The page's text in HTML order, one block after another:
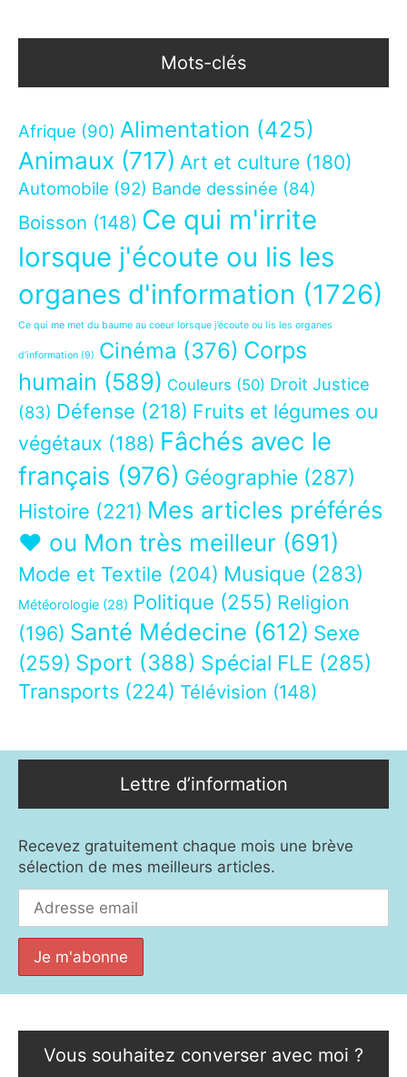
Mots-clés
Afrique (90) Alimentation (425)
Animaux (717) Art et culture (180)
Automobile (92) Bande dessinée (84)
Boisson (148) Ce qui m'irrite
lorsque j'écoute ou lis les
organes d'information (1726)
Ce qui me met du baume au coeur lorsque j’écoute ou lis les organes
d’information (9) Cinéma (376) Corps
humain (589) Couleurs (50) Droit Justice
(83) Défense (218) Fruits et légumes ou
végétaux (188) Fâchés avec le
français (976) Géographie (287)
Histoire (221) Mes articles préférés
❤ ou Mon très meilleur (691)
Mode et Textile (204) Musique (283)
Météorologie (28) Politique (255) Religion
(196) Santé Médecine (612) Sexe
(259) Sport (388) Spécial FLE (285)
Transports (224) Télévision (148)
Lettre d’information
Recevez gratuitement chaque mois une brève
sélection de mes meilleurs articles.
Vous souhaitez converser avec moi ?